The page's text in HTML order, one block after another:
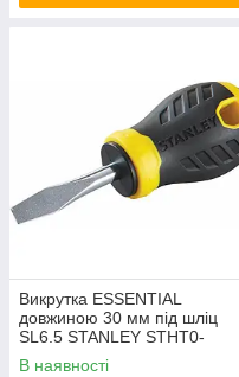
Викрутка ESSENTIAL
довжиною 30 мм під шліц
SL6.5 STANLEY STHT0-
60401
В наявності